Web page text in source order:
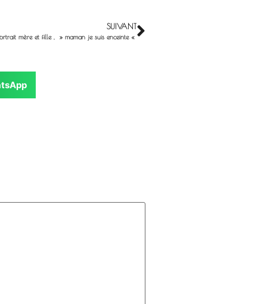
SUIVANT
mère et fille , » maman je suis enceinte «